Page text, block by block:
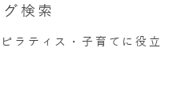
講座 ›
検索
ラティス・子育てに役立